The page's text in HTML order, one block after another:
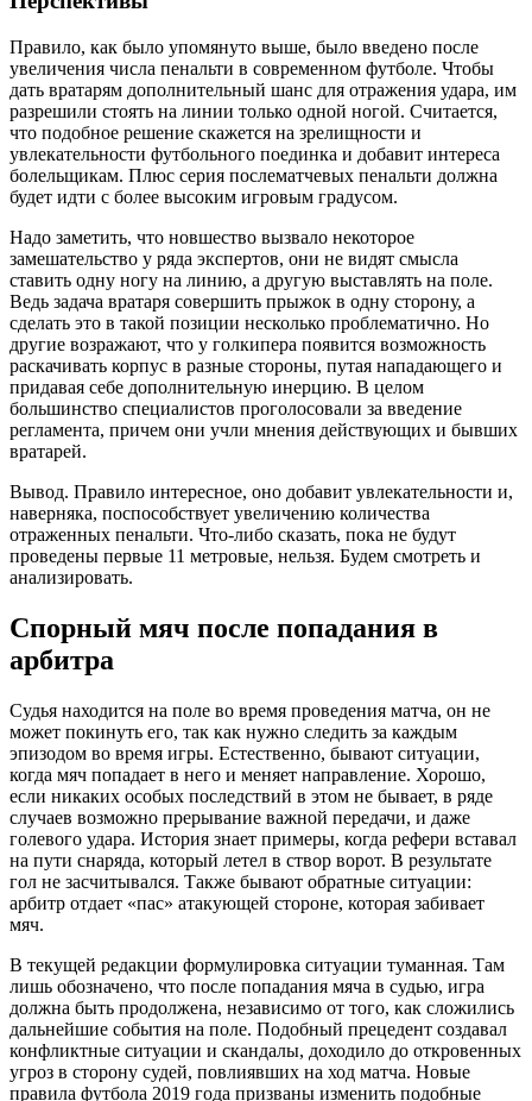
Правило, как было упомянуто выше, было введено после
увеличения числа пенальти в современном футболе. Чтобы
дать вратарям дополнительный шанс для отражения удара, им
разрешили стоять на линии только одной ногой. Считается,
что подобное решение скажется на зрелищности и
увлекательности футбольного поединка и добавит интереса
болельщикам. Плюс серия послематчевых пенальти должна
будет идти с более высоким игровым градусом.
Надо заметить, что новшество вызвало некоторое
замешательство у ряда экспертов, они не видят смысла
ставить одну ногу на линию, а другую выставлять на поле.
Ведь задача вратаря совершить прыжок в одну сторону, а
сделать это в такой позиции несколько проблематично. Но
другие возражают, что у голкипера появится возможность
раскачивать корпус в разные стороны, путая нападающего и
придавая себе дополнительную инерцию. В целом
большинство специалистов проголосовали за введение
регламента, причем они учли мнения действующих и бывших
вратарей.
Вывод. Правило интересное, оно добавит увлекательности и,
наверняка, поспособствует увеличению количества
отраженных пенальти. Что-либо сказать, пока не будут
проведены первые 11 метровые, нельзя. Будем смотреть и
анализировать.
Спорный мяч после попадания в
арбитра
Судья находится на поле во время проведения матча, он не
может покинуть его, так как нужно следить за каждым
эпизодом во время игры. Естественно, бывают ситуации,
когда мяч попадает в него и меняет направление. Хорошо,
если никаких особых последствий в этом не бывает, в ряде
случаев возможно прерывание важной передачи, и даже
голевого удара. История знает примеры, когда рефери вставал
на пути снаряда, который летел в створ ворот. В результате
гол не засчитывался. Также бывают обратные ситуации:
арбитр отдает «пас» атакующей стороне, которая забивает
мяч.
В текущей редакции формулировка ситуации туманная. Там
лишь обозначено, что после попадания мяча в судью, игра
должна быть продолжена, независимо от того, как сложились
дальнейшие события на поле. Подобный прецедент создавал
конфликтные ситуации и скандалы, доходило до откровенных
угроз в сторону судей, повлиявших на ход матча. Новые
правила футбола 2019 года призваны изменить подобные